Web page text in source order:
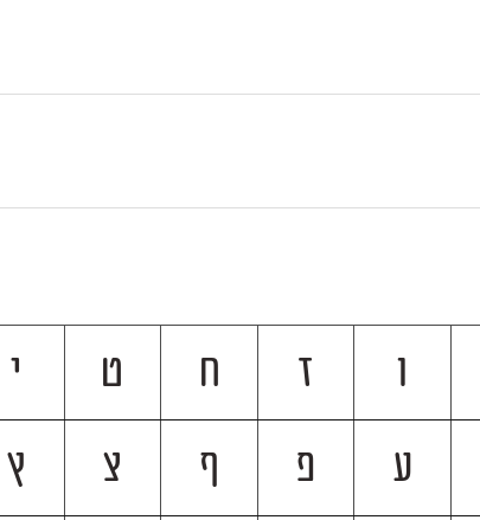
ו ז ח ט י
ע פ ף צ ץ